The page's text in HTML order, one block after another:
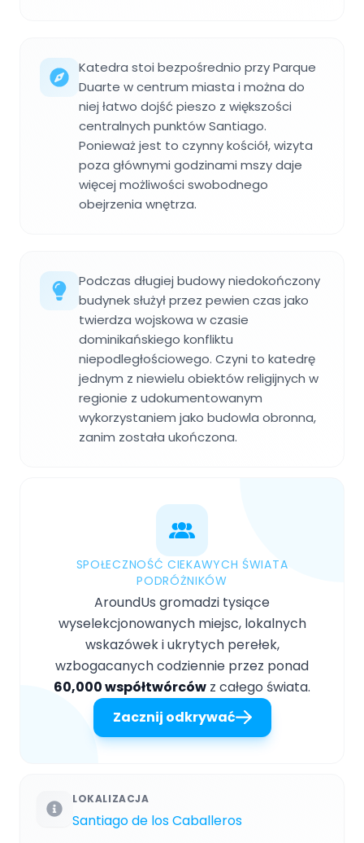
Katedra stoi bezpośrednio przy Parque
Duarte w centrum miasta i można do
niej łatwo dojść pieszo z większości
centralnych punktów Santiago.
Ponieważ jest to czynny kościół, wizyta
poza głównymi godzinami mszy daje
więcej możliwości swobodnego
obejrzenia wnętrza.
Podczas długiej budowy niedokończony
budynek służył przez pewien czas jako
twierdza wojskowa w czasie
dominikańskiego konfliktu
niepodległościowego. Czyni to katedrę
jednym z niewielu obiektów religijnych w
regionie z udokumentowanym
wykorzystaniem jako budowla obronna,
zanim została ukończona.
SPOŁECZNOŚĆ CIEKAWYCH ŚWIATA
PODRÓŻNIKÓW
AroundUs gromadzi tysiące
wyselekcjonowanych miejsc, lokalnych
wskazówek i ukrytych perełek,
wzbogacanych codziennie przez ponad
60,000 współtwórców z całego świata.
Zacznij odkrywać
LOKALIZACJA
Santiago de los Caballeros